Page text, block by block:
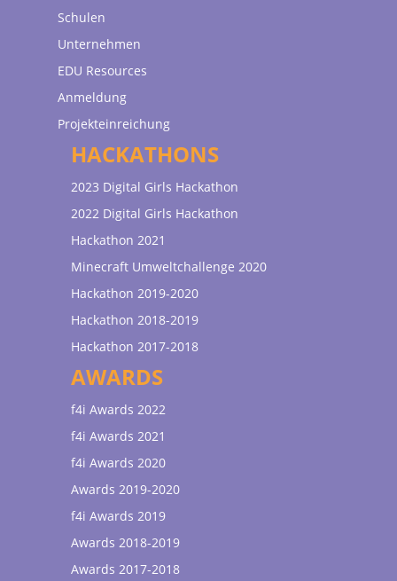
Schulen
Unternehmen
EDU Resources
Anmeldung
Projekteinreichung
HACKATHONS
2023 Digital Girls Hackathon
2022 Digital Girls Hackathon
Hackathon 2021
Minecraft Umweltchallenge 2020
Hackathon 2019-2020
Hackathon 2018-2019
Hackathon 2017-2018
AWARDS
f4i Awards 2022
f4i Awards 2021
f4i Awards 2020
Awards 2019-2020
f4i Awards 2019
Awards 2018-2019
Awards 2017-2018